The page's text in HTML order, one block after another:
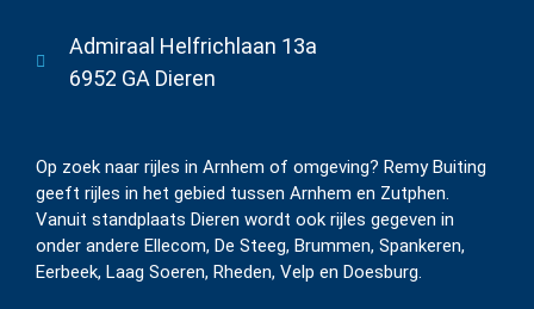
Admiraal Helfrichlaan 13a
6952 GA Dieren
Op zoek naar rijles in Arnhem of omgeving? Remy Buiting
geeft rijles in het gebied tussen Arnhem en Zutphen.
Vanuit standplaats Dieren wordt ook rijles gegeven in
onder andere Ellecom, De Steeg, Brummen, Spankeren,
Eerbeek, Laag Soeren, Rheden, Velp en Doesburg.